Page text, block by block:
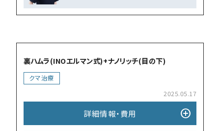
裏ハムラ(INOエルマン式)+ナノリッチ(目の下)
クマ治療
2025.05.17
詳細情報・費⽤ add_circle